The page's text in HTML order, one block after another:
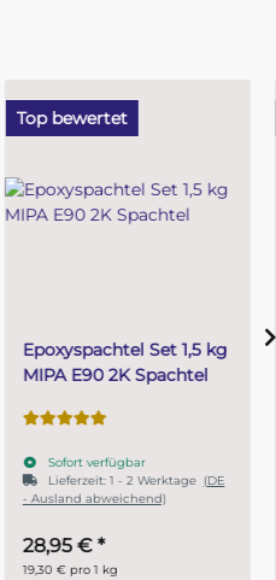
Top bewertet
PUR (Resin) 4 Minuten
Gießharz SKresin 6804
Sofort verfügbar
ab14,95 €
29,90 € pro 1 kg